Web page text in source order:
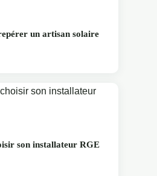
un artisan solaire
son installateur RGE